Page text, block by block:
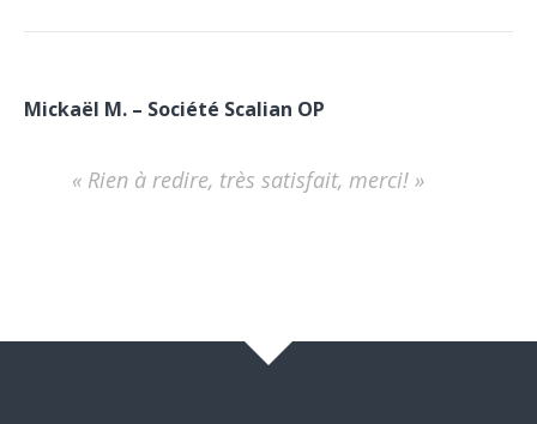
Mickaël M. – Société Scalian OP
« Rien à redire, très satisfait, merci! »